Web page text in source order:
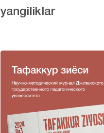
yangiliklar